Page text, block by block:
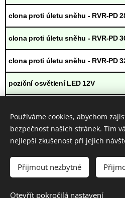
clona proti úletu sněhu - RVR-PD
clona proti úletu sněhu - RVR-PD
clona proti úletu sněhu - RVR-PD
poziční osvětlení LED 12V
Ceny jsou uvedeny bez DPH.
Používáme cookies, abychom
bezpečnost našich stránek. Tím
nejlepší zkušenost při jejich
Přijmout nezbytné
Otevřít pokročilá nastavení